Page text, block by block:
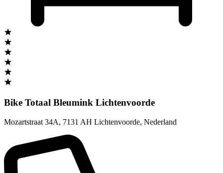
Bike Totaal Bleumink Lichtenvoorde
Mozartstraat 34A, 7131 AH Lichtenvoorde, Nederland